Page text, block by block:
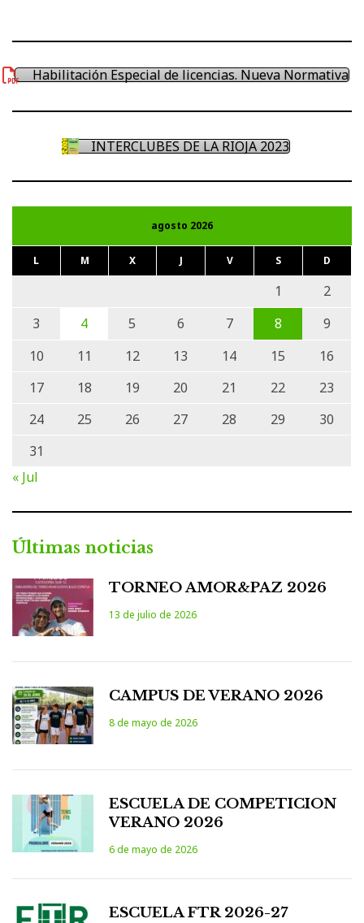
Habilitación Especial de licencias. Nueva Normativa
INTERCLUBES DE LA RIOJA 2023
agosto 2026
L M X J V S D
1
2
3
4 5 6 7 8
9
10
11 12 13 14 15
16
17
18 19 20 21 22
23
24
25 26 27 28 29
30
31
« Jul
Últimas noticias
TORNEO AMOR&PAZ 2026
13 de julio de 2026
CAMPUS DE VERANO 2026
8 de mayo de 2026
ESCUELA DE COMPETICION
VERANO 2026
6 de mayo de 2026
ESCUELA FTR 2026-27